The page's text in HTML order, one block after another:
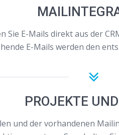
Sie E-Mails direkt aus der
E-Mails werden den
PROJEKTE
und der vorhandenen